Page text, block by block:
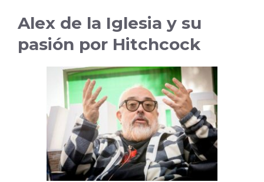
Alex de la Iglesia y su
pasión por Hitchcock